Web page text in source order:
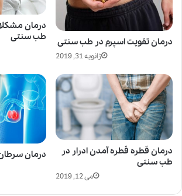
درمان
طب سنتی
درمان تقویت اسپرم در طب سنتی
ژانویه 31, 2019
درمان
درمان قطره قطره آمدن ادرار در
طب سنتی
می 12, 2019